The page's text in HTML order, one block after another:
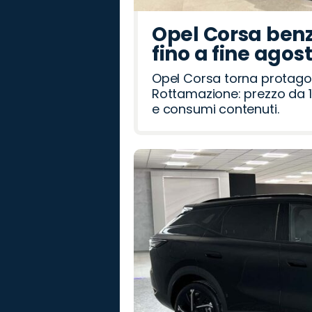
Opel Corsa
fino a fine
Opel Corsa torna
Rottamazione: prezzo da
e consumi contenuti.